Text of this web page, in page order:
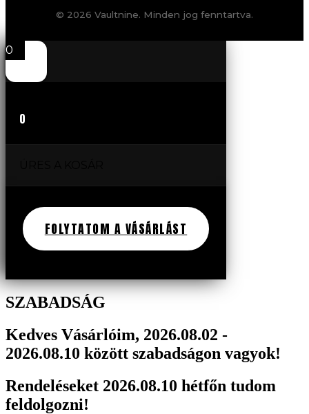
© 2026 Vaultnine. Minden jog fenntartva.
0
0
FOLYTATOM A VÁSÁRLÁST
SZABADSÁG
Kedves Vásárlóim, 2026.08.02 -
2026.08.10 között szabadságon vagyok!
Rendeléseket 2026.08.10 hétfőn tudom
feldolgozni!